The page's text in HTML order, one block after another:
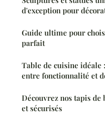
d'exception pour
Guide ultime pour
parfait
Table de cuisine
entre fonctionnalité et
Découvrez nos tapis
et sécurisés